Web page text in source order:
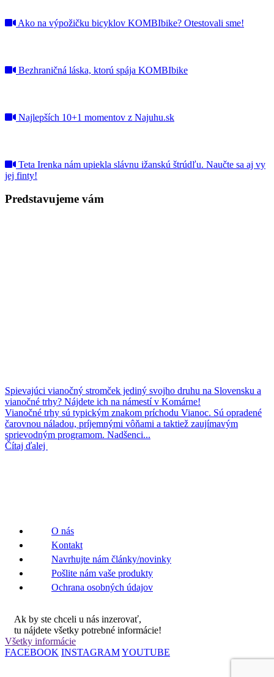
Ako na výpožičku bicyklov KOMBIbike? Otestovali sme!
Bezhraničná láska, ktorú spája KOMBIbike
Najlepších 10+1 momentov z Najuhu.sk
Teta Irenka nám upiekla slávnu ižanskú štrúdľu. Naučte sa aj vy
jej finty!
Predstavujeme vám
Spievajúci vianočný stromček jediný svojho druhu na Slovensku a
vianočné trhy? Nájdete ich na námestí v Komárne!
Vianočné trhy sú typickým znakom príchodu Vianoc. Sú opradené
čarovnou náladou, príjemnými vôňami a taktiež zaujímavým
sprievodným programom. Nadšenci...
Čítaj ďalej
O nás
Kontakt
Navrhujte nám články/novinky
Pošlite nám vaše produkty
Ochrana osobných údajov
Ak by ste chceli u nás inzerovať,
tu nájdete všetky potrebné informácie!
Všetky informácie
FACEBOOK INSTAGRAMYOUTUBE